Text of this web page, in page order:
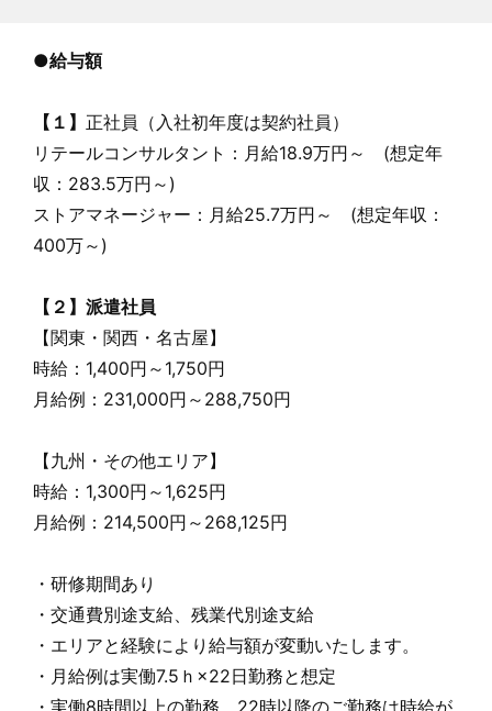
●給与額
【１】 正社員（入社初年度は契約社員）
リテールコンサルタント：月給18.9万円～ (想定年
収：283.5万円～)
ストアマネージャー：月給25.7万円～ (想定年収：
400万～)
【２】派遣社員
【関東・関西・名古屋】
時給：1,400円～1,750円
月給例：231,000円～288,750円
【九州・その他エリア】
時給：1,300円～1,625円
月給例：214,500円～268,125円
・研修期間あり
・交通費別途支給、残業代別途支給
・エリアと経験により給与額が変動いたします。
・月給例は実働7.5ｈ×22日勤務と想定